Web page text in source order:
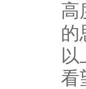
高
的
看